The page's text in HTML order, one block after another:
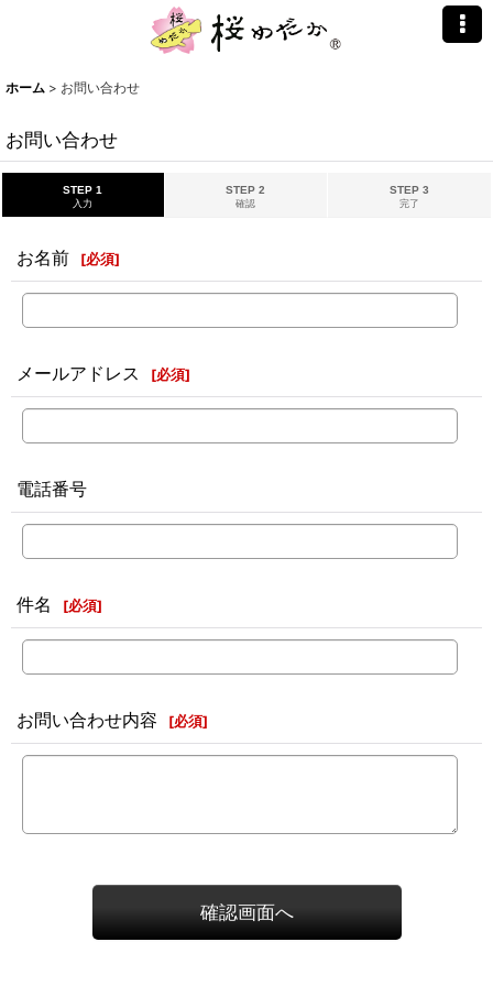
ホーム > お問い合わせ
お問い合わせ
STEP 1
入力
STEP 2
確認
STEP 3
完了
お名前 [必須]
メールアドレス [必須]
電話番号
件名 [必須]
お問い合わせ内容 [必須]
確認画面へ